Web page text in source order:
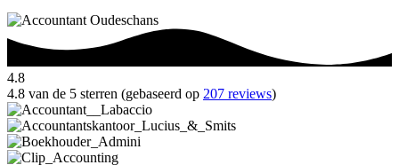
4.8
4.8 van de 5 sterren (gebaseerd op 207 reviews)